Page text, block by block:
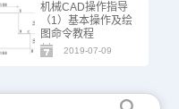
机械CAD操作指导
（1）基本操作及绘
图命令教程
2019-07-09